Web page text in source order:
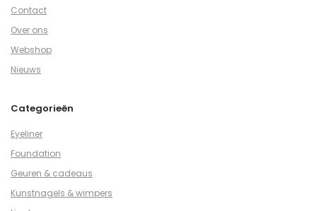
Contact
Over ons
Webshop
Nieuws
Categorieën
Eyeliner
Foundation
Geuren & cadeaus
Kunstnagels & wimpers